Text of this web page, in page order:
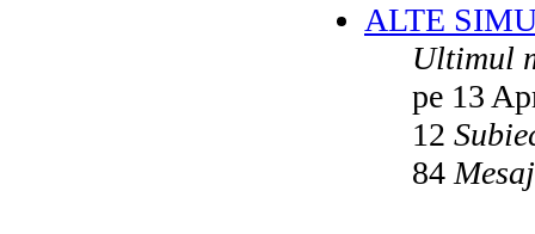
ALTE
Ultimul
pe 13
12
84